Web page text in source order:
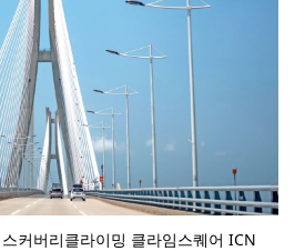
커버리클라이밍 클라임스퀘어 ICN